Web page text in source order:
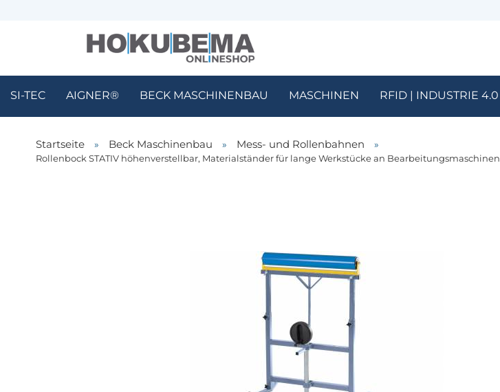
SI-TEC AIGNER® BECK MASCHINENBAU MASCHINEN RFID | INDUSTRIE 4.0
Startseite » Beck Maschinenbau » Mess- und Rollenbahnen »
Rollenbock STATIV höhenverstellbar, Materialständer für lange Werkstücke an Bearbeitungsmaschinen